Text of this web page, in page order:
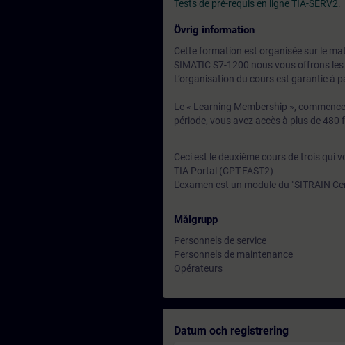
Tests de pré-requis en ligne TIA-SERV2
Övrig information
Cette formation est organisée sur le
SIMATIC S7-1200 nous vous offrons
L’organisation du cours est garantie à
Le « Learning Membership »,
période, vous avez accès à plus de
Ceci est le deuxième cours de trois qui
TIA Portal (CPT-FAST2)
L'examen est un module du "SITRAIN
Målgrupp
Personnels de service
Personnels de maintenance
Opérateurs
Datum och registrering